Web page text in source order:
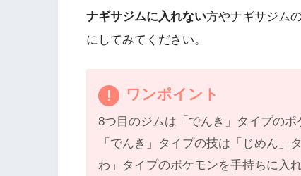
ナギサジムに入れない方やナギサジム
にしてみてください。
ワンポイント
8つ目のジムは「でんき」タイプのポ
「でんき」タイプの技は「じめん」
わ」タイプのポケモンを手持ちに入